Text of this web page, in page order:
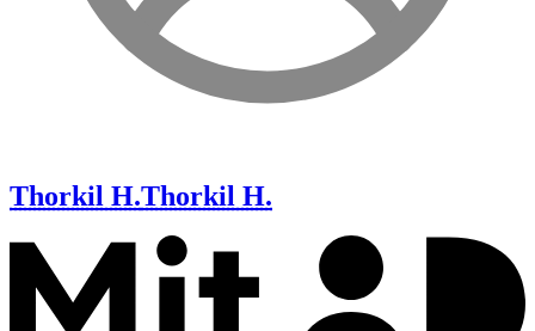
Thorkil H.Thorkil H.